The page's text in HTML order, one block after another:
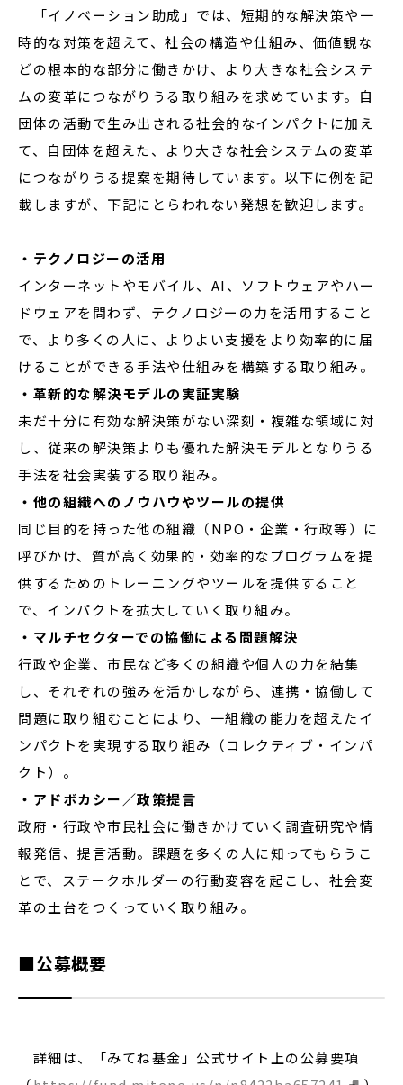
「イノベーション助成」では、短期的な解決策や一
時的な対策を超えて、社会の構造や仕組み、価値観な
どの根本的な部分に働きかけ、より大きな社会システ
ムの変革につながりうる取り組みを求めています。自
団体の活動で生み出される社会的なインパクトに加え
て、自団体を超えた、より大きな社会システムの変革
につながりうる提案を期待しています。以下に例を記
載しますが、下記にとらわれない発想を歓迎します。
・テクノロジーの活用
インターネットやモバイル、AI、ソフトウェアやハー
ドウェアを問わず、テクノロジーの力を活用すること
で、より多くの人に、よりよい支援をより効率的に届
けることができる手法や仕組みを構築する取り組み。
・革新的な解決モデルの実証実験
未だ十分に有効な解決策がない深刻・複雑な領域に対
し、従来の解決策よりも優れた解決モデルとなりうる
手法を社会実装する取り組み。
・他の組織へのノウハウやツールの提供
同じ目的を持った他の組織（NPO・企業・行政等）に
呼びかけ、質が高く効果的・効率的なプログラムを提
供するためのトレーニングやツールを提供すること
で、インパクトを拡大していく取り組み。
・マルチセクターでの協働による問題解決
行政や企業、市民など多くの組織や個人の力を結集
し、それぞれの強みを活かしながら、連携・協働して
問題に取り組むことにより、一組織の能力を超えたイ
ンパクトを実現する取り組み（コレクティブ・インパ
クト）。
・アドボカシー／政策提言
政府・行政や市民社会に働きかけていく調査研究や情
報発信、提言活動。課題を多くの人に知ってもらうこ
とで、ステークホルダーの行動変容を起こし、社会変
革の土台をつくっていく取り組み。
■公募概要
詳細は、「みてね基金」公式サイト上の公募要項